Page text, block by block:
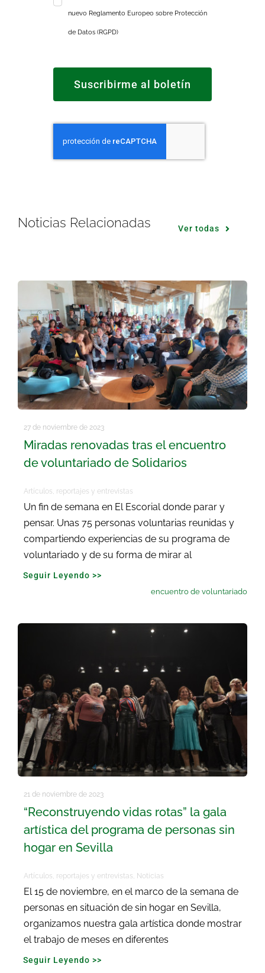
nuevo Reglamento Europeo sobre Protección
de Datos (RGPD)
Suscribirme al boletín
Noticias Relacionadas Ver todas
27 de noviembre de 2023
Miradas renovadas tras el encuentro
de voluntariado de Solidarios
Artículos, reportajes y entrevistas
Un fin de semana en El Escorial donde parar y
pensar. Unas 75 personas voluntarias reunidas y
compartiendo experiencias de su programa de
voluntariado y de su forma de mirar al
Seguir Leyendo >>
encuentro de voluntariado
21 de noviembre de 2023
“Reconstruyendo vidas rotas” la gala
artística del programa de personas sin
hogar en Sevilla
Artículos, reportajes y entrevistas, Noticias
El 15 de noviembre, en el marco de la semana de
personas en situación de sin hogar en Sevilla,
organizamos nuestra gala artística donde mostrar
el trabajo de meses en diferentes
Seguir Leyendo >>